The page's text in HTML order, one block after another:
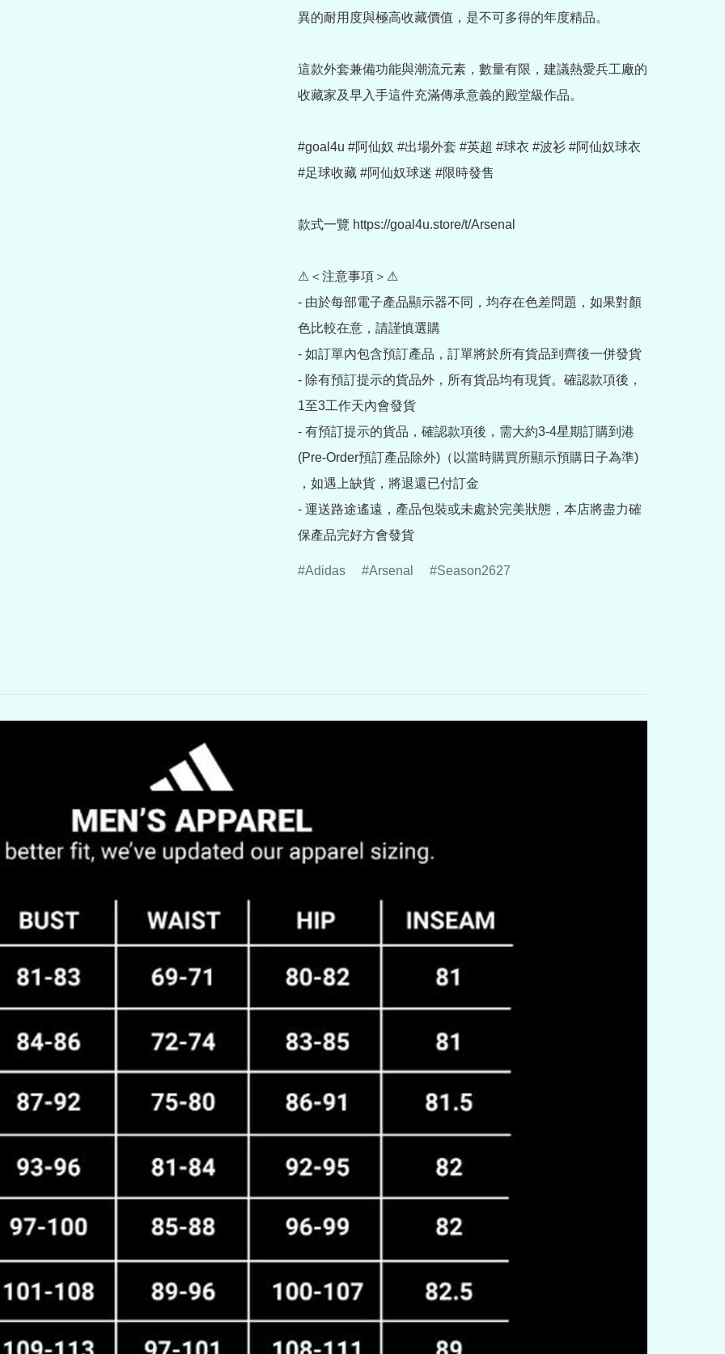
異的耐用度與極高收藏價值，是不可多得的年度精品。
這款外套兼備功能與潮流元素，數量有限，建議熱愛兵工廠的
收藏家及早入手這件充滿傳承意義的殿堂級作品。
#goal4u #阿仙奴 #出場外套 #英超 #球衣 #波衫 #阿仙奴球衣
#足球收藏 #阿仙奴球迷 #限時發售
款式一覽 https://goal4u.store/t/Arsenal
⚠＜注意事項＞⚠
- 由於每部電子產品顯示器不同，均存在色差問題，如果對顏
色比較在意，請謹慎選購
- 如訂單內包含預訂產品，訂單將於所有貨品到齊後一併發貨
- 除有預訂提示的貨品外，所有貨品均有現貨。確認款項後，
1至3工作天內會發貨
- 有預訂提示的貨品，確認款項後，需大約3-4星期訂購到港
(Pre-Order預訂產品除外)（以當時購買所顯示預購日子為準)
，如遇上缺貨，將退還已付訂金
- 運送路途遙遠，產品包裝或未處於完美狀態，本店將盡力確
保產品完好方會發貨
Adidas Arsenal Season2627